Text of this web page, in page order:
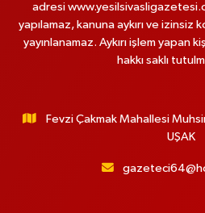
adresi
yapılamaz, kanuna aykırı ve
yayınlanamaz. Aykırı işlem yapan
hakkı saklı
Fevzi Çakmak Mahallesi
UŞAK